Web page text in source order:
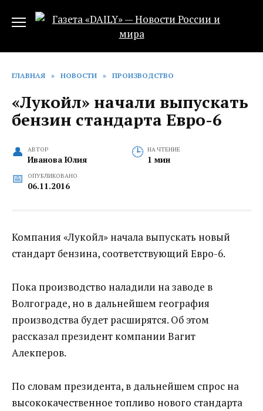
ГЛАВНАЯ » НОВОСТИ » ПРОИЗВОДСТВО
«Лукойл» начали выпускать
бензин стандарта Евро-6
АВТОР
Иванова Юлия
НА ЧТЕНИЕ
1 мин
ОПУБЛИКОВАНО
06.11.2016
Компания «Лукойл» начала выпускать новый
стандарт бензина, соответствующий Евро-6.
Пока производство наладили на заводе в
Волгограде, но в дальнейшем география
производства будет расширятся. Об этом
рассказал президент компании Вагит
Алекперов.
По словам президента, в дальнейшем спрос на
высококачественное топливо нового стандарта